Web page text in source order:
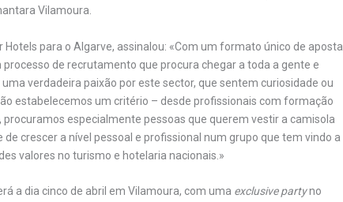
Vilamoura.
para o Algarve, assinalou: «Com um formato único de aposta
de recrutamento que procura chegar a toda a gente e
verdadeira paixão por este sector, que sentem curiosidade ou
estabelecemos um critério – desde profissionais com formação
especialmente pessoas que querem vestir a camisola
crescer a nível pessoal e profissional num grupo que tem vindo a
valores no turismo e hotelaria nacionais.»
a dia cinco de abril em Vilamoura, com uma exclusive partyno